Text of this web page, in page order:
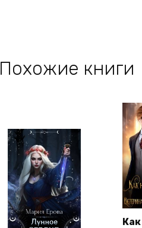
Похожие книги